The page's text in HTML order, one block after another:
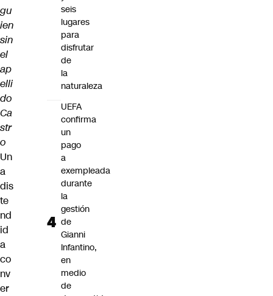
gu
ien
sin
el
ap
elli
do
Ca
str
o
Un
a
dis
te
nd
id
a
co
nv
er
seis
lugares
para
disfrutar
de
la
naturaleza
UEFA
confirma
un
pago
a
exempleada
durante
la
gestión
de
Gianni
Infantino,
en
medio
de